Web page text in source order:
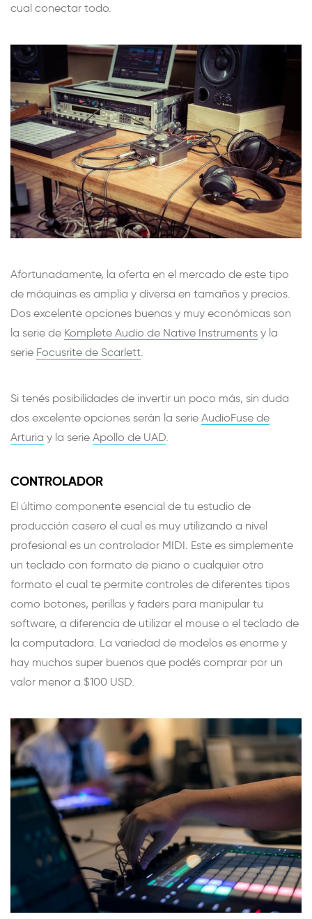
cual conectar todo.
Afortunadamente, la oferta en el mercado de este tipo
de máquinas es amplia y diversa en tamaños y precios.
Dos excelente opciones buenas y muy económicas son
la serie de Komplete Audio de Native Instruments y la
serie Focusrite de Scarlett.
Si tenés posibilidades de invertir un poco más, sin duda
dos excelente opciones serán la serie AudioFuse de
Arturia y la serie Apollo de UAD.
CONTROLADOR
El último componente esencial de tu estudio de
producción casero el cual es muy utilizando a nivel
profesional es un controlador MIDI. Este es simplemente
un teclado con formato de piano o cualquier otro
formato el cual te permite controles de diferentes tipos
como botones, perillas y faders para manipular tu
software, a diferencia de utilizar el mouse o el teclado de
la computadora. La variedad de modelos es enorme y
hay muchos super buenos que podés comprar por un
valor menor a $100 USD.